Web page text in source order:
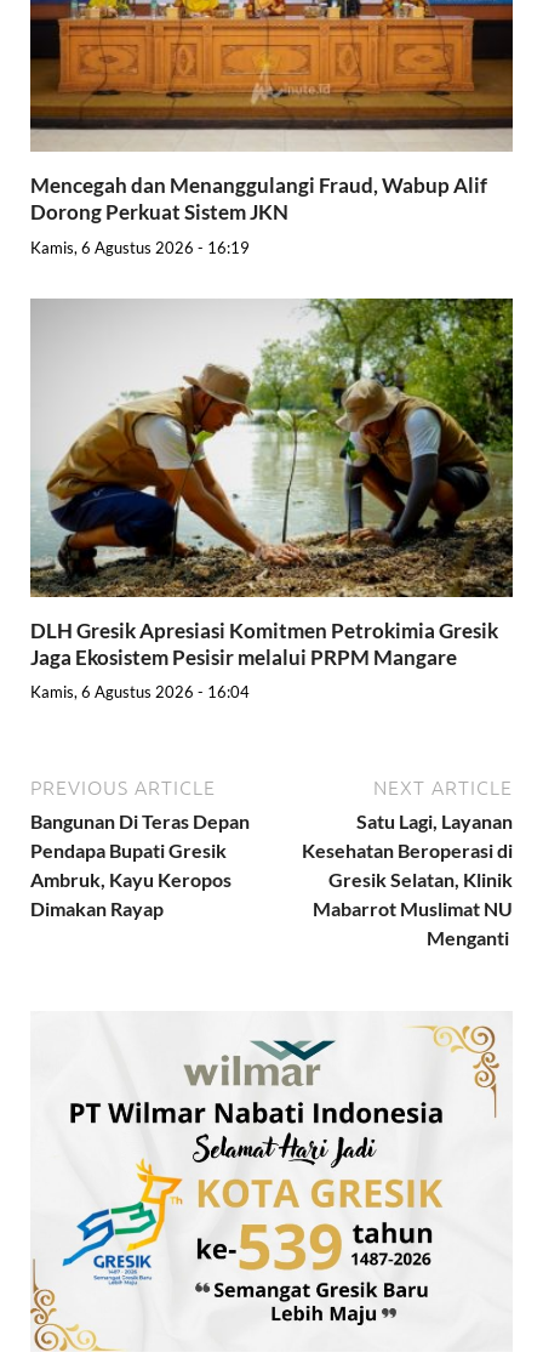
Mencegah dan Menanggulangi Fraud, Wabup Alif
Dorong Perkuat Sistem JKN
Kamis, 6 Agustus 2026 - 16:19
DLH Gresik Apresiasi Komitmen Petrokimia Gresik
Jaga Ekosistem Pesisir melalui PRPM Mangare
Kamis, 6 Agustus 2026 - 16:04
PREVIOUS ARTICLE
Bangunan Di Teras Depan
Pendapa Bupati Gresik
Ambruk, Kayu Keropos
Dimakan Rayap
NEXT ARTICLE
Satu Lagi, Layanan
Kesehatan Beroperasi di
Gresik Selatan, Klinik
Mabarrot Muslimat NU
Menganti